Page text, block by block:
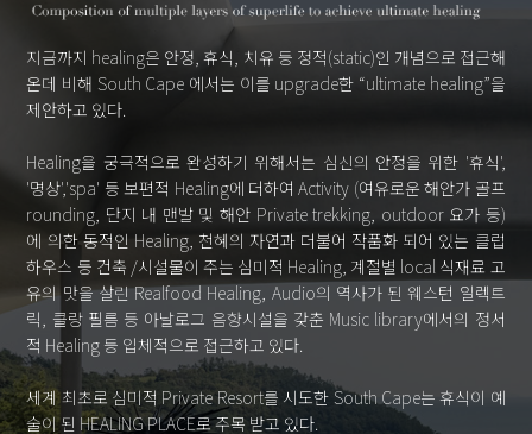
지금까지 healing은 안정, 휴식, 치유 등 정적(static)인 개념으로 접근해
온데 비해 South Cape 에서는 이를 upgrade한 “ultimate healing”을
제안하고 있다.
Healing을 궁극적으로 완성하기 위해서는 심신의 안정을 위한 '휴식',
'명상','spa' 등 보편적 Healing에 더하여 Activity (여유로운 해안가 골프
rounding, 단지 내 맨발 및 해안 Private trekking, outdoor 요가 등)
에 의한 동적인 Healing, 천혜의 자연과 더불어 작품화 되어 있는 클럽
하우스 등 건축 /시설물이 주는 심미적 Healing, 계절별 local 식재료 고
유의 맛을 살린 Realfood Healing, Audio의 역사가 된 웨스턴 일렉트
릭, 클랑 필름 등 아날로그 음향시설을 갖춘 Music library에서의 정서
적 Healing 등 입체적으로 접근하고 있다.
세계 최초로 심미적 Private Resort를 시도한 South Cape는 휴식이 예
술이 된 HEALING PLACE로 주목 받고 있다.